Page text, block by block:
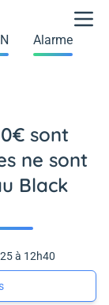
Alarme
sont
ne sont
Black
à 12h40